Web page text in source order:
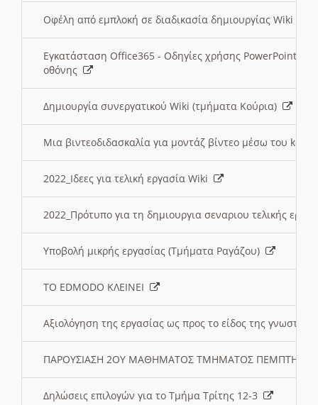
Οφέλη από εμπλοκή σε διαδικασία δημιουργίας Wiki
Εγκατάσταση Office365 - Οδηγίες χρήσης PowerPoint
οθόνης
Δημιουργία συνεργατικού Wiki (τμήματα Κούρια)
Μια βιντεοδιδασκαλία για μοντάζ βίντεο μέσω του
2022_Ιδεες για τελική εργασία Wiki
2022_Πρότυπο για τη δημιουργια σεναριου τελικής
Υποβολή μικρής εργασίας (Τμήματα Ραγάζου)
ΤΟ EDMODO ΚΛΕΙΝΕΙ
Αξιολόγηση της εργασίας ως προς το είδος της
ΠΑΡΟΥΣΙΑΣΗ 2ΟΥ ΜΑΘΗΜΑΤΟΣ ΤΜΗΜΑΤΟΣ
Δηλώσεις επιλογών για το Τμήμα Τρίτης 12-3